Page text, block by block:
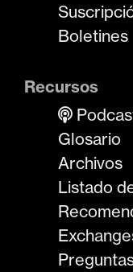
Boletines
Recursos
Glosario
Archivos
Listado